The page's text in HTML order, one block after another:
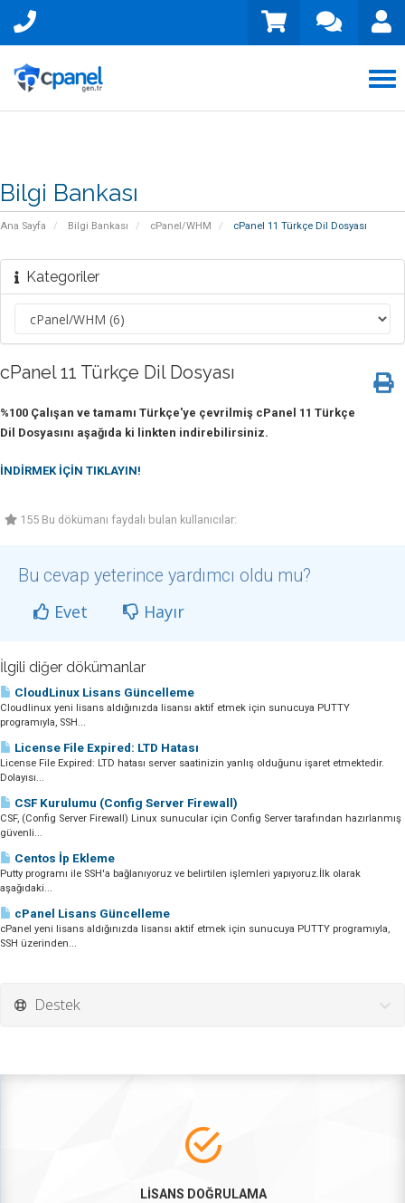
Bilgi Bankası
Ana Sayfa Bilgi Bankası cPanel/WHM cPanel 11 Türkçe Dil Dosyası
Kategoriler
cPanel 11 Türkçe Dil Dosyası
%100 Çalışan ve tamamı Türkçe'ye çevrilmiş cPanel 11 Türkçe
Dil Dosyasını aşağıda ki linkten indirebilirsiniz.
İNDİRMEK İÇİN TIKLAYIN!
155 Bu dökümanı faydalı bulan kullanıcılar:
Bu cevap yeterince yardımcı oldu mu?
Evet Hayır
İlgili diğer dökümanlar
CloudLinux Lisans Güncelleme
Cloudlinux yeni lisans aldığınızda lisansı aktif etmek için sunucuya PUTTY
programıyla, SSH...
License File Expired: LTD Hatası
License File Expired: LTD hatası server saatinizin yanlış olduğunu işaret etmektedir.
Dolayısı...
CSF Kurulumu (Config Server Firewall)
CSF, (Config Server Firewall) Linux sunucular için Config Server tarafından hazırlanmış
güvenli...
Centos İp Ekleme
Putty programı ile SSH'a bağlanıyoruz ve belirtilen işlemleri yapıyoruz.İlk olarak
aşağıdaki...
cPanel Lisans Güncelleme
cPanel yeni lisans aldığınızda lisansı aktif etmek için sunucuya PUTTY programıyla,
SSH üzerinden...
Destek
LİSANS DOĞRULAMA